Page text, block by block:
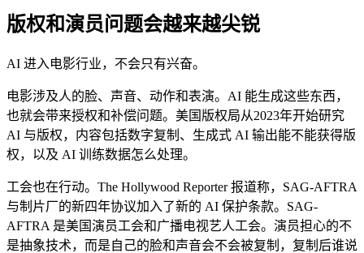
版权和演员问题会越来越尖锐
AI 进入电影行业，不会只有兴奋。
电影涉及人的脸、声音、动作和表演。AI 能生成这些东西，
也就会带来授权和补偿问题。美国版权局从2023年开始研究
AI 与版权，内容包括数字复制、生成式 AI 输出能不能获得版
权，以及 AI 训练数据怎么处理。
工会也在行动。The Hollywood Reporter 报道称，SAG-AFTRA
与制片厂的新四年协议加入了新的 AI 保护条款。SAG-
AFTRA 是美国演员工会和广播电视艺人工会。演员担心的不
是抽象技术，而是自己的脸和声音会不会被复制，复制后谁说